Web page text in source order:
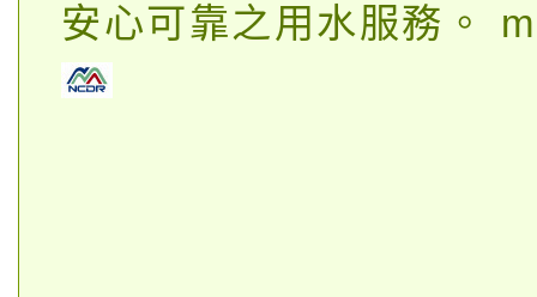
安心可靠之用水服務。